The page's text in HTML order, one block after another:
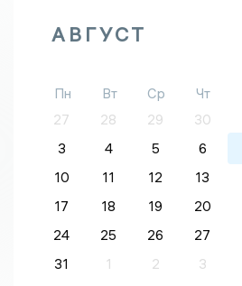
АВГУСТ
Пн Вт Ср Чт
27
28 29 30
3
4 5 6
10
11 12 13
17
18 19 20
24
25 26 27
31
1 2 3